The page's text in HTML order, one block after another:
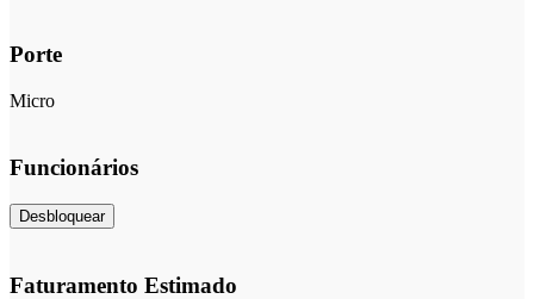
Porte
Micro
Funcionários
Desbloquear
Faturamento Estimado